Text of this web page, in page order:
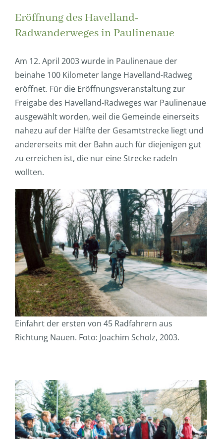
Eröffnung des Havelland-
Radwanderweges in Paulinenaue
Am 12. April 2003 wurde in Paulinenaue der
beinahe 100 Kilometer lange Havelland-Radweg
eröffnet. Für die Eröffnungsveranstaltung zur
Freigabe des Havelland-Radweges war Paulinenaue
ausgewählt worden, weil die Gemeinde einerseits
nahezu auf der Hälfte der Gesamtstrecke liegt und
andererseits mit der Bahn auch für diejenigen gut
zu erreichen ist, die nur eine Strecke radeln
wollten.
Einfahrt der ersten von 45 Radfahrern aus
Richtung Nauen. Foto: Joachim Scholz, 2003.